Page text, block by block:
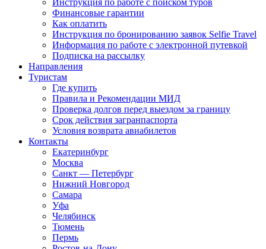
Инструкция по работе с поиском туров
Финансовые гарантии
Как оплатить
Инструкция по бронированию заявок Selfie Travel
Информация по работе с электронной путевкой
Подписка на рассылку
Направления
Туристам
Где купить
Правила и Рекомендации МИД
Проверка долгов перед выездом за границу
Срок действия загранпаспорта
Условия возврата авиабилетов
Контакты
Екатеринбург
Москва
Санкт — Петербург
Нижний Новгород
Самара
Уфа
Челябинск
Тюмень
Пермь